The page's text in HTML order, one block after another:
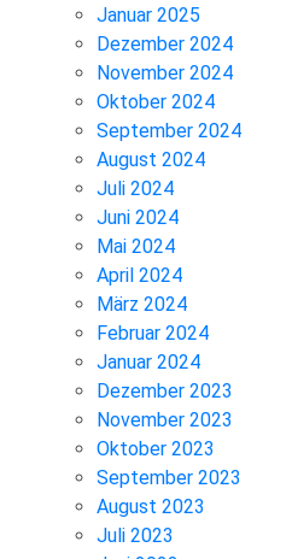
Januar 2025
Dezember 2024
November 2024
Oktober 2024
September 2024
August 2024
Juli 2024
Juni 2024
Mai 2024
April 2024
März 2024
Februar 2024
Januar 2024
Dezember 2023
November 2023
Oktober 2023
September 2023
August 2023
Juli 2023